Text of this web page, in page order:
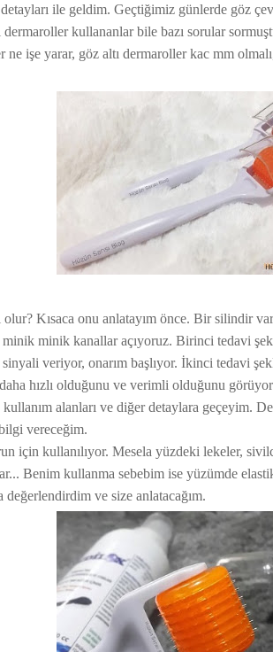
ile geldim. Geçtiğimiz günlerde göz
dermaroller kullananlar bile bazı sorular
ne işe yarar, göz altı dermaroller kac mm
olur? Kısaca onu anlatayım önce. Bir silindir
minik kanallar açıyoruz. Birinci tedavi
veriyor, onarım başlıyor. İkinci tedavi
hızlı olduğunu ve verimli olduğunu
alanları ve diğer detaylara geçeyim.
vereceğim.
için kullanılıyor. Mesela yüzdeki lekeler,
Benim kullanma sebebim ise yüzümde
değerlendirdim ve size anlatacağım.